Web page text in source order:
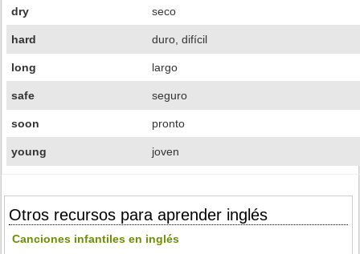
dry seco
hard duro, difícil
long largo
safe seguro
soon pronto
young joven
Otros recursos para aprender inglés
Canciones infantiles en inglés